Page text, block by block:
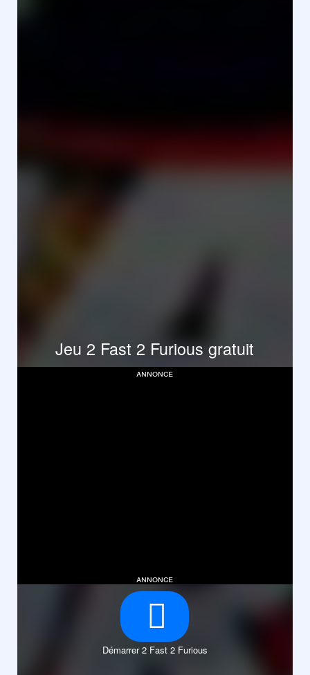
Jeu 2 Fast 2 Furious gratuit
annonce
annonce
Démarrer 2 Fast 2 Furious